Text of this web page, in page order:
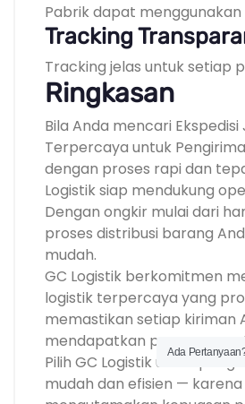
Pabrik dapat
Tracking
Tracking jelas untuk setiap
Ringkasan
Bila Anda mencari
Terpercaya untuk
dengan proses rapi dan
Logistik siap mendukung
Dengan ongkir mulai dari
proses distribusi barang
mudah.
GC Logistik berkomitmen
logistik terpercaya yang
memastikan setiap kiriman
mendapatkan penanganan
Pilih GC Logistik untuk
mudah dan efisien —
Ada